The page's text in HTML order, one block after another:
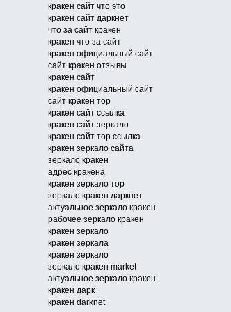
кракен сайт что это
кракен сайт даркнет
что за сайт кракен
кракен что за сайт
кракен официальный сайт
сайт кракен отзывы
кракен сайт
кракен официальный сайт
сайт кракен тор
кракен сайт ссылка
кракен сайт зеркало
кракен сайт тор ссылка
кракен зеркало сайта
зеркало кракен
адрес кракена
кракен зеркало тор
зеркало кракен даркнет
актуальное зеркало кракен
рабочее зеркало кракен
кракен зеркало
кракен зеркала
кракен зеркало
зеркало кракен market
актуальное зеркало кракен
кракен дарк
кракен darknet